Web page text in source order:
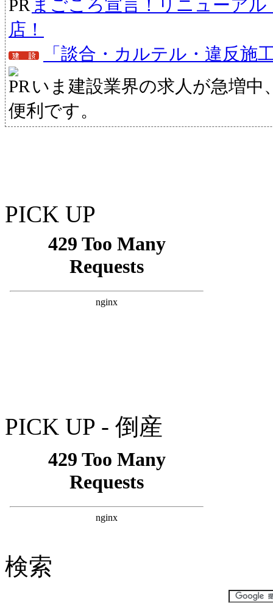
まごころ宣言！リニューア
店！
「談合・カルテル・違反施
いま建設業界の求人が急増中
便利です。
PICK UP
PICK UP - 倒産
検索